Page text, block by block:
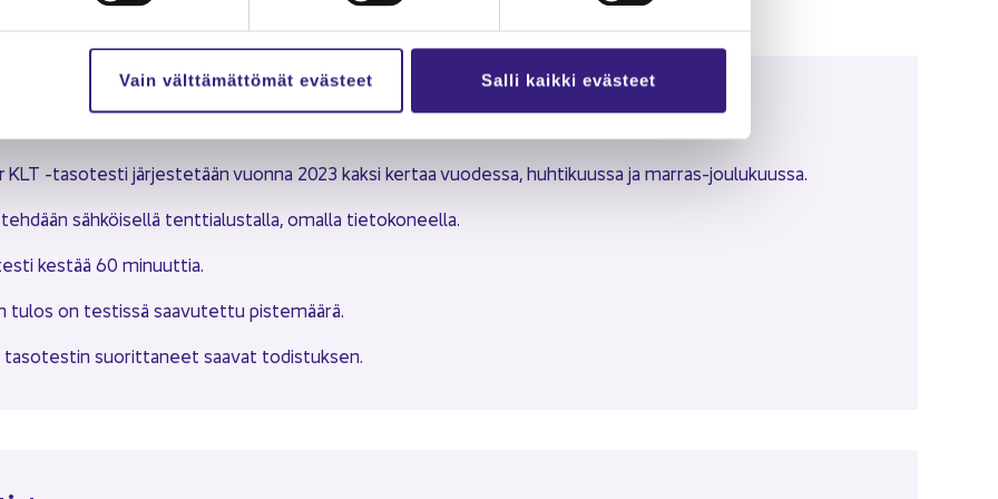
Vain välttämättömät evästeet Salli kaikki evästeet
KLT -​tasotesti jär­jes­te­tään vuon­na 2023 kaksi ker­taa vuo­des­sa, huh­ti­kuus­sa ja marras-​joulukuussa.
säh­köi­sel­lä tent­tia­lus­tal­la, omal­la tie­to­ko­neel­la.
kes­tää 60 mi­nuut­tia.
tulos on tes­tis­sä saa­vu­tet­tu pis­te­mää­rä.
ta­so­tes­tin suo­rit­ta­neet saa­vat to­dis­tuk­sen.